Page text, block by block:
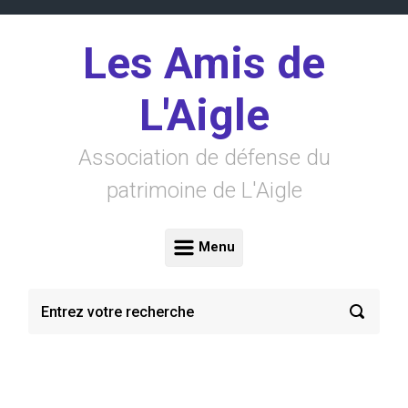
Les Amis de
L'Aigle
Association de défense du
patrimoine de L'Aigle
Menu